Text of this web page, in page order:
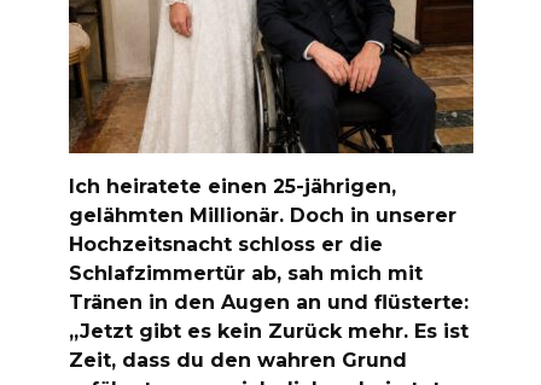
Ich heiratete einen 25-jährigen,
gelähmten Millionär. Doch in unserer
Hochzeitsnacht schloss er die
Schlafzimmertür ab, sah mich mit
Tränen in den Augen an und flüsterte:
„Jetzt gibt es kein Zurück mehr. Es ist
Zeit, dass du den wahren Grund